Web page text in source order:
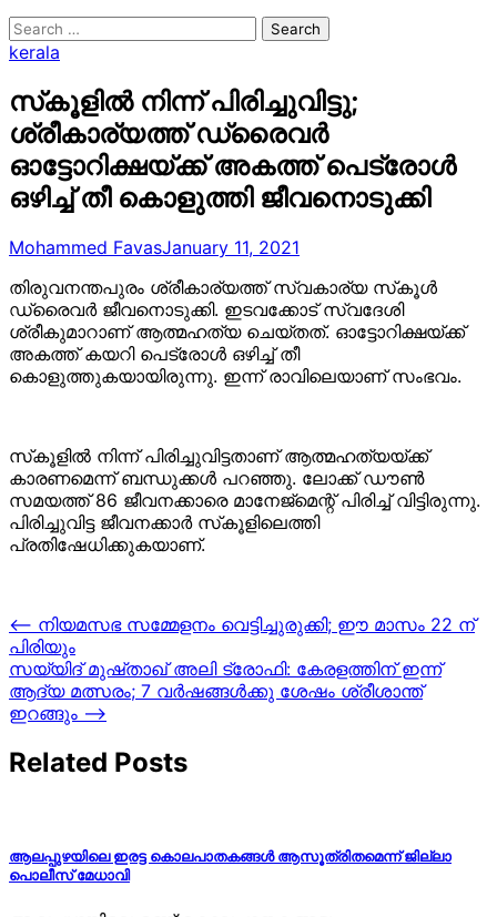
Search
for:
kerala
സ്‌കൂളില്‍ നിന്ന് പിരിച്ചുവിട്ടു;
ശ്രീകാര്യത്ത് ഡ്രൈവര്‍
ഓട്ടോറിക്ഷയ്ക്ക് അകത്ത് പെട്രോള്‍
ഒഴിച്ച് തീ കൊളുത്തി ജീവനൊടുക്കി
Mohammed FavasJanuary 11, 2021
തിരുവനന്തപുരം ശ്രീകാര്യത്ത് സ്വകാര്യ സ്‌കൂള്‍
ഡ്രൈവര്‍ ജീവനൊടുക്കി. ഇടവക്കോട് സ്വദേശി
ശ്രീകുമാറാണ് ആത്മഹത്യ ചെയ്തത്. ഓട്ടോറിക്ഷയ്ക്ക്
അകത്ത് കയറി പെട്രോള്‍ ഒഴിച്ച് തീ
കൊളുത്തുകയായിരുന്നു. ഇന്ന് രാവിലെയാണ് സംഭവം.
സ്‌കൂളില്‍ നിന്ന് പിരിച്ചുവിട്ടതാണ് ആത്മഹത്യയ്ക്ക്
കാരണമെന്ന് ബന്ധുക്കള്‍ പറഞ്ഞു. ലോക്ക് ഡൗണ്‍
സമയത്ത് 86 ജീവനക്കാരെ മാനേജ്‌മെന്റ് പിരിച്ച് വിട്ടിരുന്നു.
പിരിച്ചുവിട്ട ജീവനക്കാര്‍ സ്‌കൂളിലെത്തി
പ്രതിഷേധിക്കുകയാണ്.
Post
navigation
⟵ നിയമസഭ സമ്മേളനം വെട്ടിച്ചുരുക്കി; ഈ മാസം 22 ന്
പിരിയും
സയ്യിദ് മുഷ്താഖ് അലി ട്രോഫി: കേരളത്തിന് ഇന്ന്
ആദ്യ മത്സരം; 7 വർഷങ്ങൾക്കു ശേഷം ശ്രീശാന്ത്
ഇറങ്ങും ⟶
Related Posts
ആലപ്പുഴയിലെ ഇരട്ട കൊലപാതകങ്ങൾ ആസൂത്രിതമെന്ന് ജില്ലാ
പൊലീസ് മേധാവി